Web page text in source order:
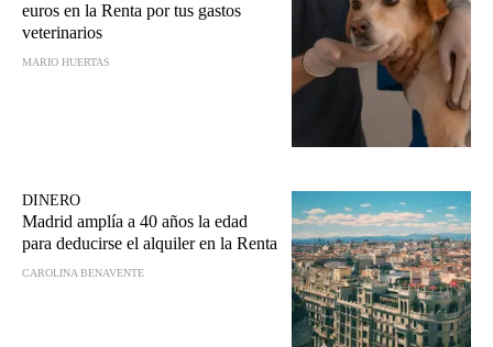
euros en la Renta por tus gastos
veterinarios
MARIO HUERTAS
DINERO
Madrid amplía a 40 años la edad
para deducirse el alquiler en la Renta
CAROLINA BENAVENTE